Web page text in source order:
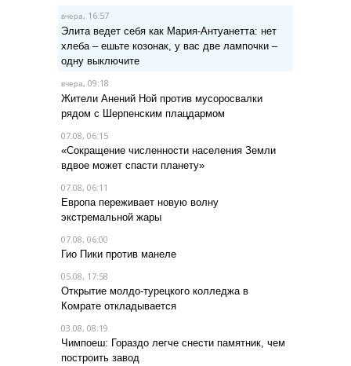
вчера, 16:57
Элита ведет себя как Мария-Антуанетта: нет
хлеба – ешьте козонак, у вас две лампочки –
одну выключите
вчера, 09:18
Жители Анений Ной против мусоросвалки
рядом с Шерпенским плацдармом
07.08, 06:15
«Сокращение численности населения Земли
вдвое может спасти планету»
07.08, 06:11
Европа переживает новую волну
экстремальной жары
07.08, 06:00
Гио Пики против манеле
05.08, 17:58
Открытие молдо-турецкого колледжа в
Комрате откладывается
03.08, 08:19
Чимпоеш: Гораздо легче снести памятник, чем
построить завод